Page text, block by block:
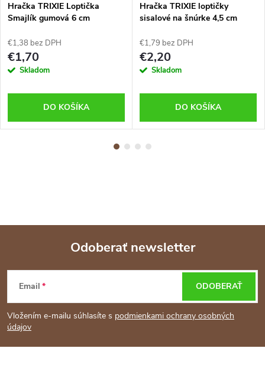
Hračka TRIXIE Loptička
Smajlík gumová 6 cm
€1,38 bez DPH
€1,70
Skladom
DO KOŠÍKA
Hračka TRIXIE loptičky
sisalové na šnúrke 4,5 cm
€1,79 bez DPH
€2,20
Skladom
DO KOŠÍKA
Z
á
p
Odoberať newsletter
Email
Vložením e-mailu súhlasíte s podmienkami ochrany osobných
údajov
ODOBERAŤ